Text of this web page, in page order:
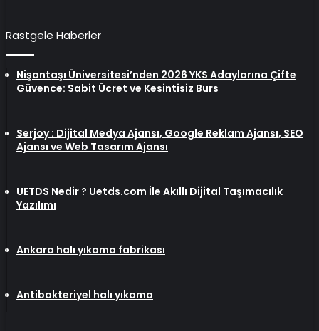
Rastgele Haberler
Nişantaşı Üniversitesi’nden 2026 YKS Adaylarına Çifte
Güvence: Sabit Ücret ve Kesintisiz Burs
Serjoy : Dijital Medya Ajansı, Google Reklam Ajansı, SEO
Ajansı ve Web Tasarım Ajansı
UETDS Nedir ? Uetds.com İle Akıllı Dijital Taşımacılık
Yazılımı
Ankara halı yıkama fabrikası
Antibakteriyel halı yıkama